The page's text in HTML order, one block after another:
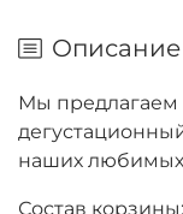
Описание
Мы предлагаем
наших любимых
Состав корзины: